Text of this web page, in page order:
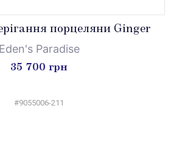
порцеляни Ginger
Eden's Paradise
35 700 грн
#9055006-211